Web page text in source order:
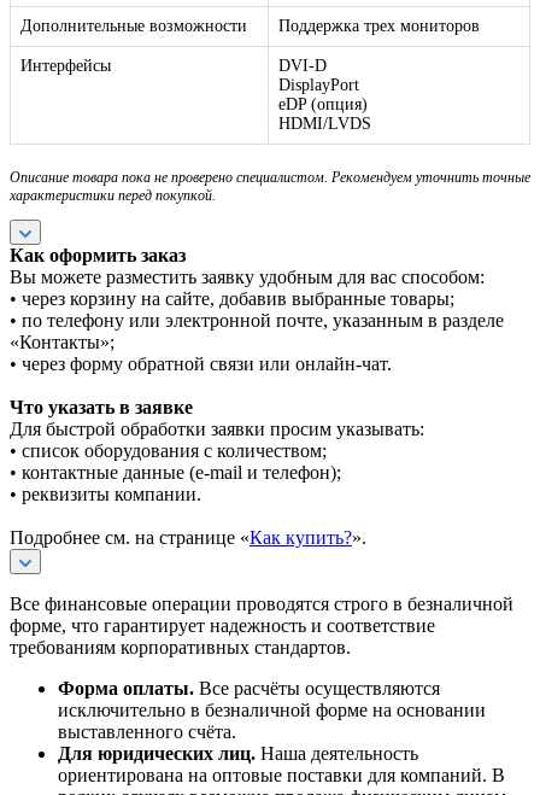
Дополнительные возможности Поддержка трех мониторов
Интерфейсы
DVI-D
DisplayPort
eDP (опция)
HDMI/LVDS
Описание товара пока не проверено специалистом. Рекомендуем уточнить точные
характеристики перед покупкой.
Как оформить заказ
Вы можете разместить заявку удобным для вас способом:
• через корзину на сайте, добавив выбранные товары;
• по телефону или электронной почте, указанным в разделе
«Контакты»;
• через форму обратной связи или онлайн-чат.
Что указать в заявке
Для быстрой обработки заявки просим указывать:
• список оборудования с количеством;
• контактные данные (e-mail и телефон);
• реквизиты компании.
Подробнее см. на странице «Как купить?».
Все финансовые операции проводятся строго в безналичной
форме, что гарантирует надежность и соответствие
требованиям корпоративных стандартов.
Форма оплаты. Все расчёты осуществляются
исключительно в безналичной форме на основании
выставленного счёта.
Для юридических лиц. Наша деятельность
ориентирована на оптовые поставки для компаний. В